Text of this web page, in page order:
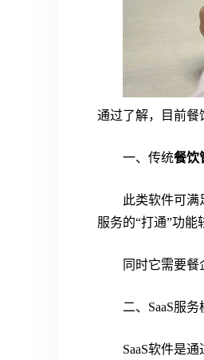
通过了解，目前餐
一、传统餐饮
此类软件可
服务的“打通”功能
同时它需要
二、SaaS服
SaaS软件是